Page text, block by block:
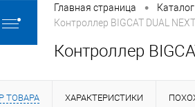
Главная страница •
Контроллер BIGCAT DUAL
Контроллер
ТОВАРА ХАРАКТЕРИСТИКИ